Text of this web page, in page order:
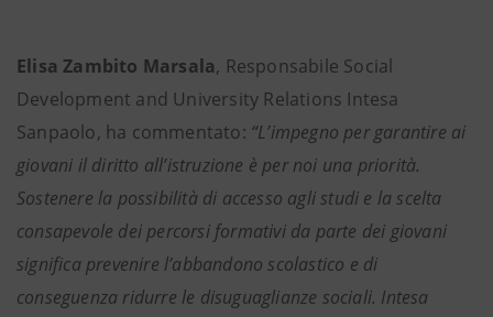
Elisa Zambito Marsala, Responsabile Social
Development and University Relations Intesa
Sanpaolo, ha commentato: “L’impegno per garantire ai
giovani il diritto all’istruzione è per noi una priorità.
Sostenere la possibilità di accesso agli studi e la scelta
consapevole dei percorsi formativi da parte dei giovani
significa prevenire l’abbandono scolastico e di
conseguenza ridurre le disuguaglianze sociali. Intesa